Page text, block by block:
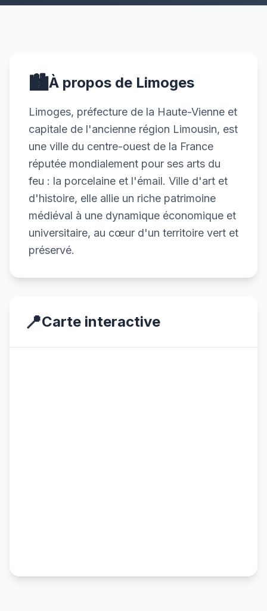
🏙️À propos de Limoges
Limoges, préfecture de la Haute-Vienne et
capitale de l'ancienne région Limousin, est
une ville du centre-ouest de la France
réputée mondialement pour ses arts du
feu : la porcelaine et l'émail. Ville d'art et
d'histoire, elle allie un riche patrimoine
médiéval à une dynamique économique et
universitaire, au cœur d'un territoire vert et
préservé.
📍Carte interactive